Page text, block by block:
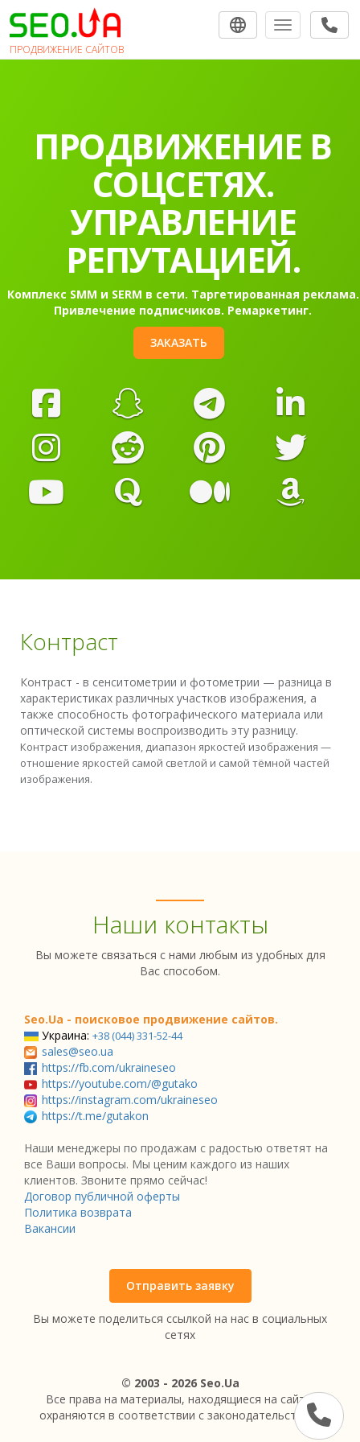
ПРОДВИЖЕНИЕ САЙТОВ
Toggle
ПРОДВИЖЕНИЕ В
СОЦСЕТЯХ.
УПРАВЛЕНИЕ
РЕПУТАЦИЕЙ.
Комплекс SMM и SERM в сети. Таргетированная реклама.
Привлечение подписчиков. Ремаркетинг.
ЗАКАЗАТЬ
Контраст
Контраст - в сенситометрии и фотометрии — разница в
характеристиках различных участков изображения, а
также способность фотографического материала или
оптической системы воспроизводить эту разницу.
Контраст изображения, диапазон яркостей изображения —
отношение яркостей самой светлой и самой тёмной частей
изображения.
Наши контакты
Вы можете связаться с нами любым из удобных для
Вас способом.
Seo.Ua - поисковое продвижение сайтов.
Украина: +38 (044) 331-52-44
sales@seo.ua
https://fb.com/ukraineseo
https://youtube.com/@gutako
https://instagram.com/ukraineseo
https://t.me/gutakon
Наши менеджеры по продажам с радостью ответят на
все Ваши вопросы. Мы ценим каждого из наших
клиентов. Звоните прямо сейчас!
Договор публичной оферты
Политика возврата
Вакансии
Отправить заявку
Вы можете поделиться ссылкой на нас в социальных
сетях
© 2003 - 2026 Seo.Ua
Все права на материалы, находящиеся на сайте,
охраняются в соответствии с законодательством.